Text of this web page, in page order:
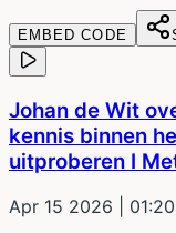
EMBED CODE
Johan de Wit
kennis binnen
uitproberen I
Apr 15 2026 |